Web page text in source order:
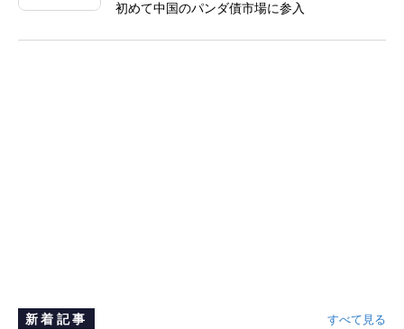
初めて中国のパンダ債市場に参入
新着記事 すべて見る